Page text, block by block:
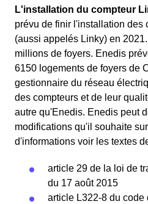
L'installation du compteur
prévu de finir l'installation des
(aussi appelés Linky) en
millions de foyers. Enedis
6150 logements de foyers de
gestionnaire du réseau
des compteurs et de leur
autre qu'Enedis. Enedis peut
modifications qu'il souhaite
d'informations voir les textes
article 29 de la loi de
du 17 août 2015
article L322-8 du code